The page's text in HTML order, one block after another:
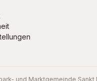
und Marktgemeinde Sankt